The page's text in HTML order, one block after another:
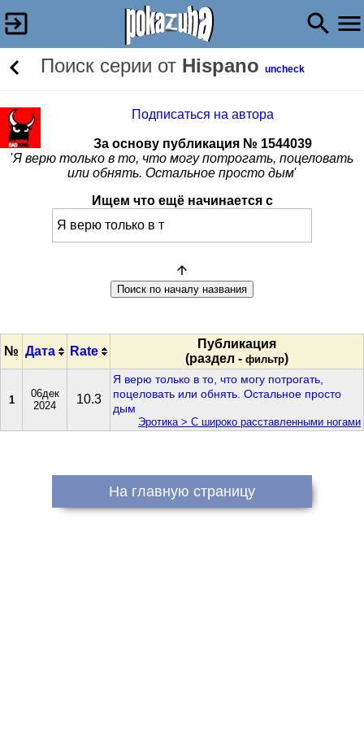
Поиск серии от Hispano uncheck
Подписаться на автора
За основу публикация № 1544039
'Я верю только в то, что могу потрогать, поцеловать
или обнять. Остальное просто дым'
Ищем что ещё начинается с
№ Дата Rate
Публикация
(раздел - фильтр)
1
06дек
2024
10.3
Я верю только в то, что могу потрогать,
поцеловать или обнять. Остальное просто
дым
Эротика > С широко расставленными ногами
На главную страницу